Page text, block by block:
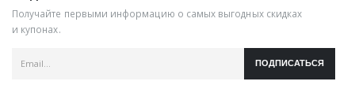
Получайте первыми информацию о самых выгодных скидках
и купонах.
ПОДПИСАТЬСЯ